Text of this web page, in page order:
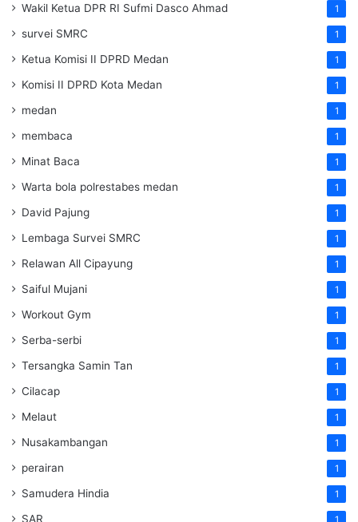
Wakil Ketua DPR RI Sufmi Dasco Ahmad 1
survei SMRC 1
Ketua Komisi II DPRD Medan 1
Komisi II DPRD Kota Medan 1
medan 1
membaca 1
Minat Baca 1
Warta bola polrestabes medan 1
David Pajung 1
Lembaga Survei SMRC 1
Relawan All Cipayung 1
Saiful Mujani 1
Workout Gym 1
Serba-serbi 1
Tersangka Samin Tan 1
Cilacap 1
Melaut 1
Nusakambangan 1
perairan 1
Samudera Hindia 1
SAR 1